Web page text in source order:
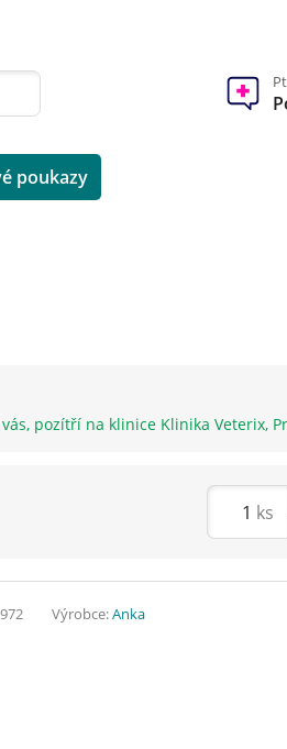
poukazy
pozítří na klinice Klinika Veterix,
ks
Výrobce:Anka